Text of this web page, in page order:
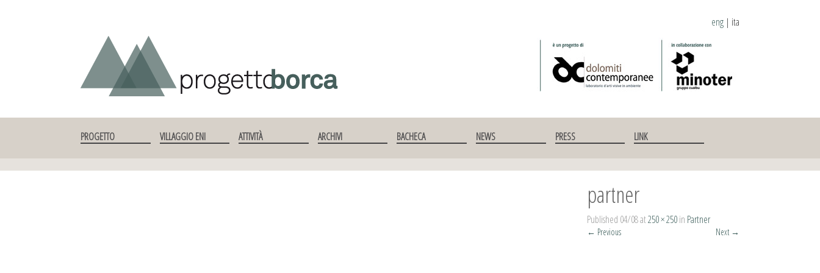
eng | ita
PROGETTO VILLAGGIO ENI ATTIVITÀ ARCHIVI BACHECA NEWS PRESS LINK
partner
Published 04/08at250 × 250in Partner
← Previous Next →